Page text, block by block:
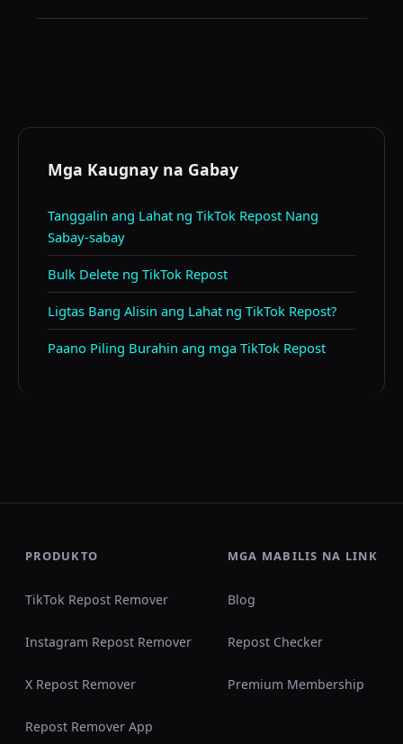
Mga Kaugnay na Gabay
Tanggalin ang Lahat ng TikTok Repost Nang
Sabay-sabay
Bulk Delete ng TikTok Repost
Ligtas Bang Alisin ang Lahat ng TikTok Repost?
Paano Piling Burahin ang mga TikTok Repost
PRODUKTO
TikTok Repost Remover
Instagram Repost Remover
X Repost Remover
Repost Remover App
MGA MABILIS NA LINK
Blog
Repost Checker
Premium Membership